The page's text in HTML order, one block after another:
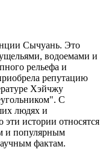
Сычуань. Это
водоемами и
рельефа и
репутацию
Хэйчжу
С
людях и
истории относятся
и популярным
фактам.